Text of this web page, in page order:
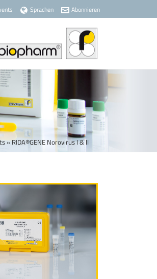
Sprachen Abonnieren
» RIDA®GENE Norovirus I & II